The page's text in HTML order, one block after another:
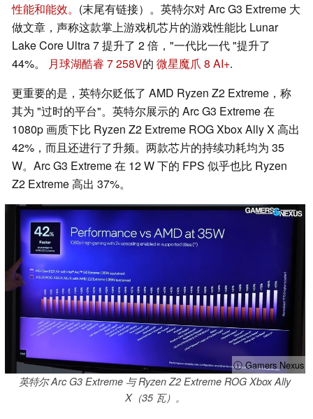
性能和能效。 (末尾有链接）。英特尔对 Arc G3 Extreme 大
做文章，声称这款掌上游戏机芯片的游戏性能比 Lunar
Lake Core Ultra 7 提升了 2 倍，"一代比一代 "提升了
44%。 月球湖酷睿 7 258V的 微星魔爪 8 AI+.
更重要的是，英特尔贬低了 AMD Ryzen Z2 Extreme，称
其为 "过时的平台"。英特尔展示的 Arc G3 Extreme 在
1080p 画质下比 Ryzen Z2 Extreme ROG Xbox Ally X 高出
42%，而且还进行了升频。两款芯片的持续功耗均为 35
W。Arc G3 Extreme 在 12 W 下的 FPS 似乎也比 Ryzen
Z2 Extreme 高出 37%。
ⓘ Gamers Nexus
英特尔 Arc G3 Extreme 与 Ryzen Z2 Extreme ROG Xbox Ally
X（35 瓦）。